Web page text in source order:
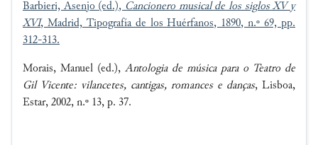
Barbieri, Asenjo (ed.), Cancionero musical de los siglos XV y
XVI, Madrid, Tipografía de los Huérfanos, 1890, n.º 69, pp.
312-313.
Morais, Manuel (ed.), Antologia de música para o Teatro de
Gil Vicente: vilancetes, cantigas, romances e danças, Lisboa,
Estar, 2002, n.º 13, p. 37.